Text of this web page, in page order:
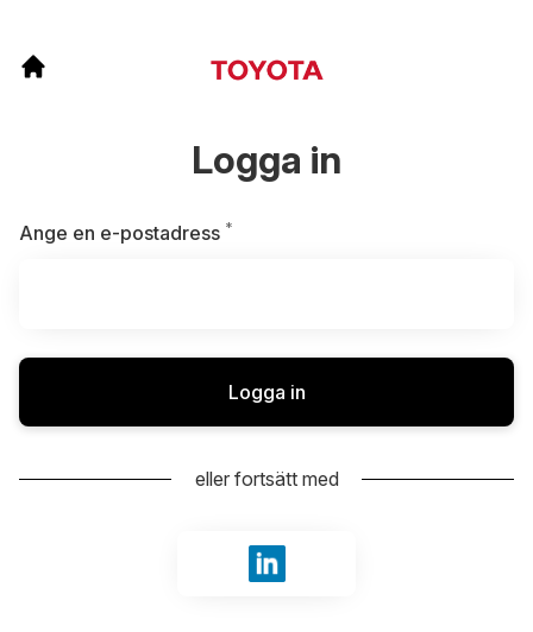
Logga in
Ange en e-postadress *
Logga in
eller fortsätt med
Logga in med LinkedIn